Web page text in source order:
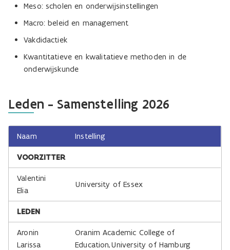
Meso: scholen en onderwijsinstellingen
Macro: beleid en management
Vakdidactiek
Kwantitatieve en kwalitatieve methoden in de
onderwijskunde
Leden - Samenstelling 2026
Naam Instelling
VOORZITTER
Valentini
Elia
University of Essex
LEDEN
Aronin
Larissa
Oranim Academic College of
Education,University of Hamburg